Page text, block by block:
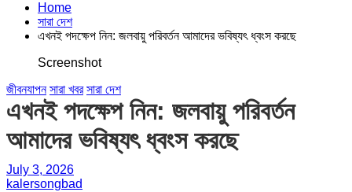
Home
সারা দেশ
এখনই পদক্ষেপ নিন: জলবায়ু পরিবর্তন আমাদের ভবিষ্যৎ ধ্বংস করছে
Screenshot
জীবনযাপন সারা খবর সারা দেশ
এখনই পদক্ষেপ নিন: জলবায়ু পরিবর্তন
আমাদের ভবিষ্যৎ ধ্বংস করছে
July 3, 2026
kalersongbad